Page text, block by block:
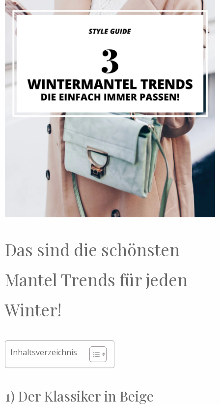
Das sind die schönsten
Mantel Trends für jeden
Winter!
Inhaltsverzeichnis
1) Der Klassiker in Beige